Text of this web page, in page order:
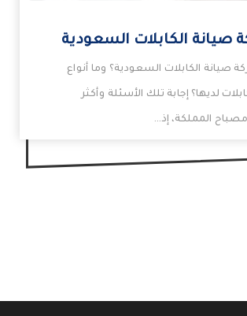
الكابلات السعودية
صيانة الكابلات السعودية؟ وما أنواع
لديها؟ إجابة تلك الأسئلة وأكثر
المملكة، إذ…